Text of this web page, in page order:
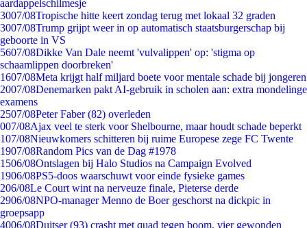
aardappelschilmesje
3007/08Tropische hitte keert zondag terug met lokaal 32 graden
3007/08Trump grijpt weer in op automatisch staatsburgerschap bij
geboorte in VS
5607/08Dikke Van Dale neemt 'vulvalippen' op: 'stigma op
schaamlippen doorbreken'
1607/08Meta krijgt half miljard boete voor mentale schade bij jongeren
2007/08Denemarken pakt AI-gebruik in scholen aan: extra mondelinge
examens
2507/08Peter Faber (82) overleden
007/08Ajax veel te sterk voor Shelbourne, maar houdt schade beperkt
107/08Nieuwkomers schitteren bij ruime Europese zege FC Twente
1907/08Random Pics van de Dag #1978
1506/08Ontslagen bij Halo Studios na Campaign Evolved
1906/08PS5-doos waarschuwt voor einde fysieke games
206/08Le Court wint na nerveuze finale, Pieterse derde
2906/08NPO-manager Menno de Boer geschorst na dickpic in
groepsapp
4006/08Duitser (93) crasht met quad tegen boom, vier gewonden